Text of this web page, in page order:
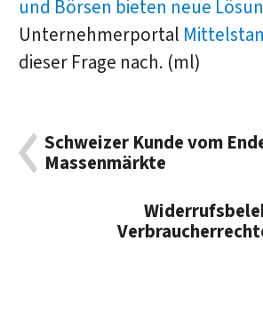
und Börsen bieten neue
Unternehmerportal
dieser Frage nach. (ml)
Schweizer Kunde vom
Massenmärkte